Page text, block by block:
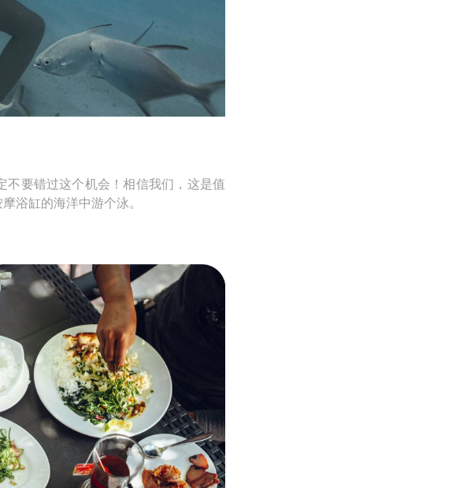
要错过这个机会！相信我们，这是值
浴缸的海洋中游个泳。